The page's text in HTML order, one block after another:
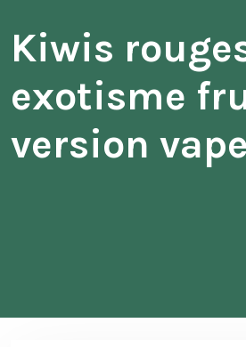
Kiwis
exotisme
version